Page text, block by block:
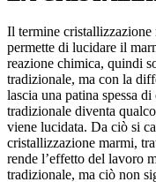
Il termine cristallizzazione
permette di lucidare il
reazione chimica, quindi
tradizionale, ma con la
lascia una patina spessa
tradizionale diventa
viene lucidata. Da ciò si
cristallizzazione marmi,
rende l’effetto del lavoro
tradizionale, ma ciò non